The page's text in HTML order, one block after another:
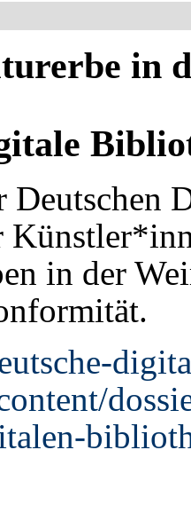
in
Deutschen
in der